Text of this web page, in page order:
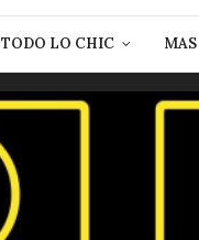
TODO LO CHIC